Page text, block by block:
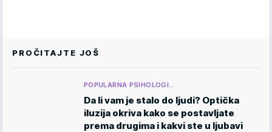
PROČITAJTE JOŠ
POPULARNA PSIHOLOGI…
Da li vam je stalo do ljudi? Optička
iluzija okriva kako se postavljate
prema drugima i kakvi ste u ljubavi